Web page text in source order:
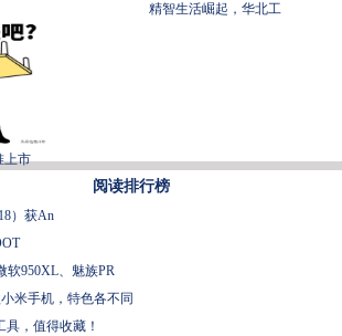
精智生活崛起，华北工
上市
阅读排行榜
）获An
软950XL、魅族PR
米手机，特色各不同
具，值得收藏！